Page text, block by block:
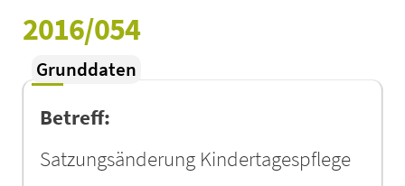
2016/054
Grunddaten
Betreff:
Satzungsänderung Kindertagespflege